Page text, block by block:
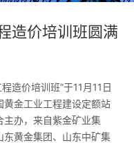
造价培训班圆满
造价培训班”于11月11日
金工业工程建设定额站
主办，来自紫金矿业集
东黄金集团、山东中矿集